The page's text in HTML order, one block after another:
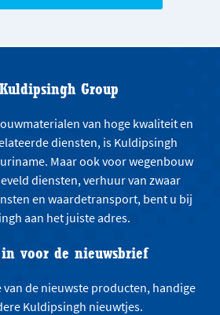
Group
van hoge kwaliteit en
diensten, is Kuldipsingh
Maar ook voor wegenbouw
diensten, verhuur van zwaar
en waardetransport, bent u bij
aan het juiste adres.
voor de nieuwsbrief
de nieuwste producten, handige
Kuldipsingh nieuwtjes.